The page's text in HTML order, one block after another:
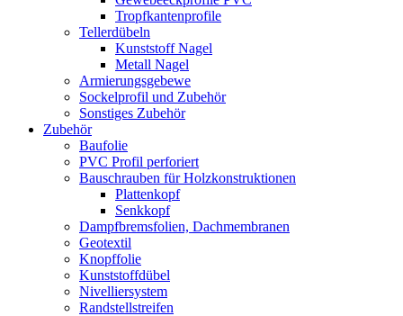
Tropfkantenprofile
Tellerdübeln
Kunststoff Nagel
Metall Nagel
Armierungsgebewe
Sockelprofil und Zubehör
Sonstiges Zubehör
Zubehör
Baufolie
PVC Profil perforiert
Bauschrauben für Holzkonstruktionen
Plattenkopf
Senkkopf
Dampfbremsfolien, Dachmembranen
Geotextil
Knopffolie
Kunststoffdübel
Nivelliersystem
Randstellstreifen